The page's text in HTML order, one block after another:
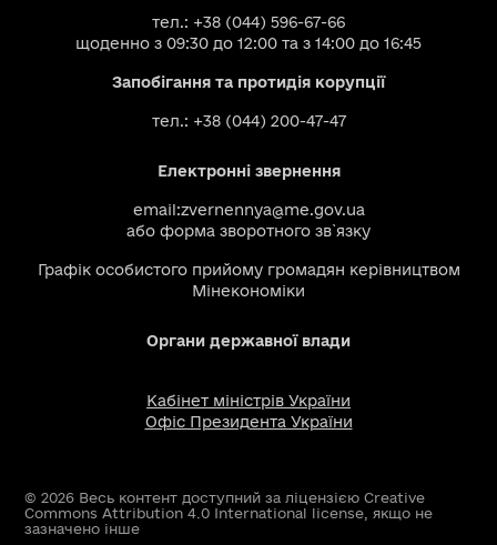
тел.: +38 (044) 596-67-66
щоденно з 09:30 до 12:00 та з 14:00 до 16:45
Запобігання та протидія корупції
тел.: +38 (044) 200-47-47
Електронні звернення
email:zvernennya@me.gov.ua
або форма зворотного зв`язку
Графік особистого прийому громадян керівництвом
Мінекономіки
Органи державної влади
Кабінет міністрів України
Офіс Президента України
© 2026 Весь контент доступний за ліцензією Creative
Commons Attribution 4.0 International license, якщо не
зазначено інше